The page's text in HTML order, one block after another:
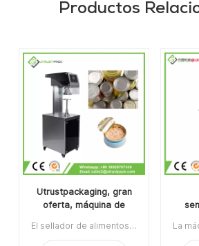
Productos
Utrustpackaging, gran
oferta, máquina de
sellador de alimentos
El sellador de alimentos enlatados de la máquina de sellado de latas manual de venta caliente de Utrustpackaging es adecuado para sellar todo tipo de latas de PET / latas de papel compuesto, latas u otros recipientes redondos. Alta eficiencia por transmisión mecánica, estructuras simples y convenientes de mantener, peso ligero y fácil de operar.La orden mínima:1Pago:T/TPuerto de embarque:CantónRegión original:PorcelanaTiempo de espera:3-5 días después de recibir el depósito